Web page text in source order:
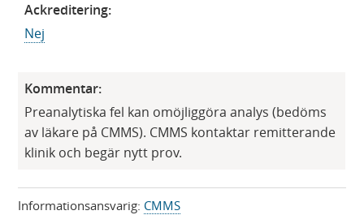
Ackreditering:
​Nej
Kommentar:
Preanalytiska fel kan omöjliggöra analys (bedöms
av läkare på CMMS). CMMS kontaktar remitterande
klinik och begär nytt prov.
Informationsansvarig: CMMS